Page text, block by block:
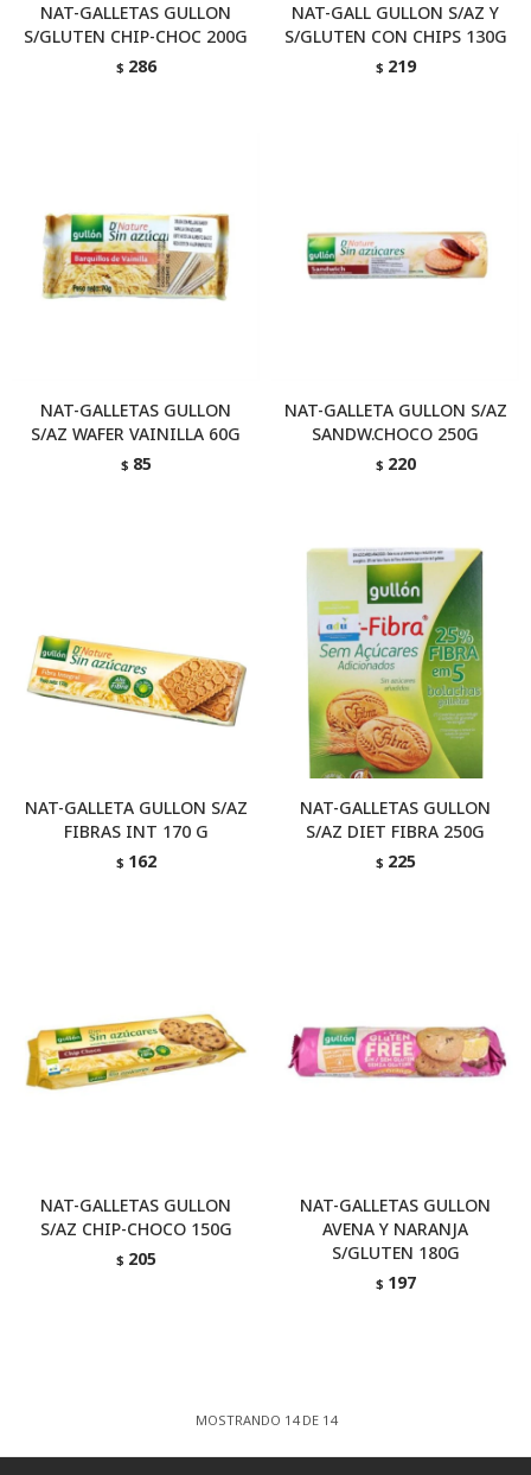
NAT-GALLETAS GULLON
S/GLUTEN CHIP-CHOC 200G
$ 286
NAT-GALL GULLON S/AZ Y
S/GLUTEN CON CHIPS 130G
$ 219
NAT-GALLETAS GULLON
S/AZ WAFER VAINILLA 60G
$ 85
NAT-GALLETA GULLON S/AZ
SANDW.CHOCO 250G
$ 220
NAT-GALLETA GULLON S/AZ
FIBRAS INT 170 G
$ 162
NAT-GALLETAS GULLON
S/AZ DIET FIBRA 250G
$ 225
NAT-GALLETAS GULLON
S/AZ CHIP-CHOCO 150G
$ 205
NAT-GALLETAS GULLON
AVENA Y NARANJA
S/GLUTEN 180G
$ 197
MOSTRANDO 14DE 14